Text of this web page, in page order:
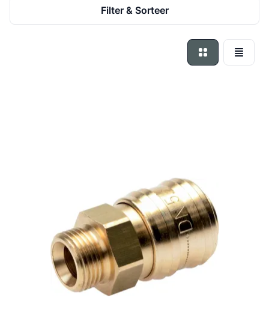
Filter & Sorteer
Foto-tabelLijst